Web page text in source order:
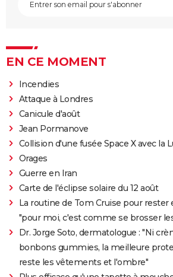
EN CE MOMENT
Incendies
Attaque à Londres
Canicule d'août
Jean Pormanove
Collision d'une fusée Space X avec la
Orages
Guerre en Iran
Carte de l'éclipse solaire du 12 août
La routine de Tom Cruise pour rester
"pour moi, c'est comme se brosser
Dr. Jorge Soto, dermatologue : "Ni
bonbons gummies, la meilleure
reste les vêtements et l'ombre"